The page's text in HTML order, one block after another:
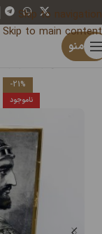
Skip to navigation
Skip to main content
منو
خانه ادکلن زنانه ومردانه
-21%
ناموجود